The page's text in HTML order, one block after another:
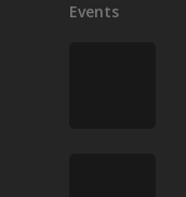
Events